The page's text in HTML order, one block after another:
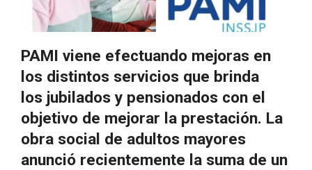
PAMI viene efectuando mejoras en
los distintos servicios que brinda
los jubiladosy pensionados con el
objetivo de mejorar la prestación. La
obra social de adultos mayores
anunció recientemente la suma de un